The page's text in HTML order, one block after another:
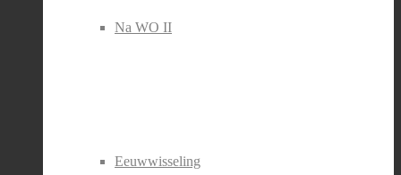
Na WO II
Eeuwwisseling